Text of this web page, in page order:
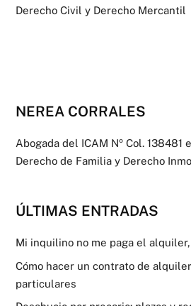
Derecho Civil y Derecho Mercantil
NEREA CORRALES
Abogada del ICAM Nº Col. 138481
Derecho de Familia y Derecho
ÚLTIMAS ENTRADAS
Mi inquilino no me paga el
Cómo hacer un contrato de
particulares